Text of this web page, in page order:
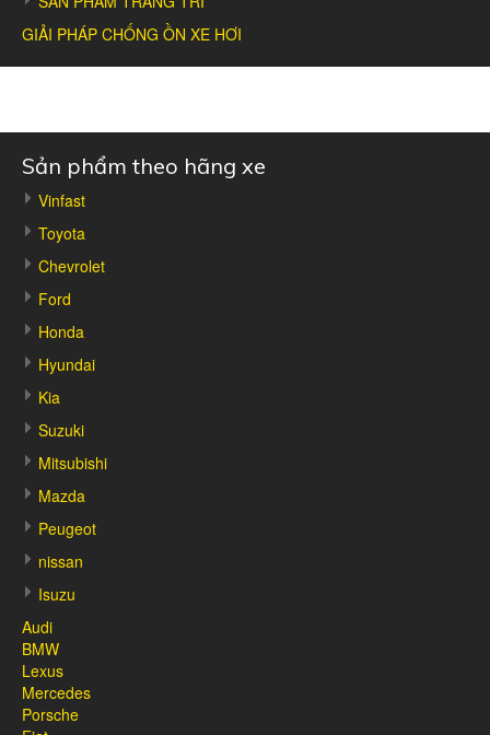
GIẢI PHÁP CHỐNG ỒN XE HƠI
Sản phẩm theo hãng xe
Vinfast
Toyota
Chevrolet
Ford
Honda
Hyundai
Kia
Suzuki
Mitsubishi
Mazda
Peugeot
nissan
Isuzu
Audi
BMW
Lexus
Mercedes
Porsche